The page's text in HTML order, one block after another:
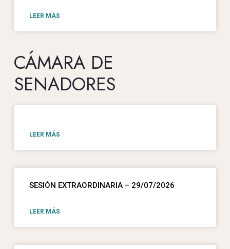
LEER MÁS
CÁMARA DE
SENADORES
LEER MÁS
SESIÓN EXTRAORDINARIA – 29/07/2026
LEER MÁS